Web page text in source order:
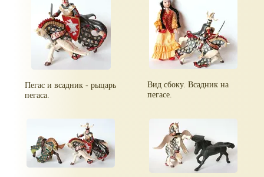
Пегас и всадник - рыцарь
пегаса.
Вид сбоку. Всадник на
пегасе.